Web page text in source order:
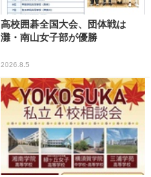
高校囲碁全国大会、団体戦は
灘・南山女子部が優勝
2026.8.5